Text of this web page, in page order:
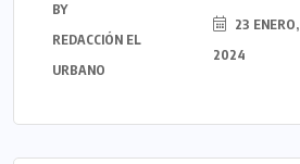
BY
REDACCIÓN EL
URBANO
23 ENERO,
2024